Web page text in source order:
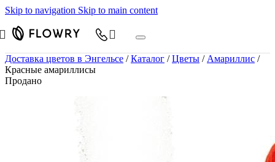
Skip to navigation Skip to main content
Доставка цветов в Энгельсе / Каталог / Цветы / Амариллис /
Красные амариллисы
Продано